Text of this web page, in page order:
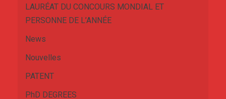
LAURÉAT DU CONCOURS MONDIAL ET
PERSONNE DE L’ANNÉE
News
Nouvelles
PATENT
PhD DEGREES